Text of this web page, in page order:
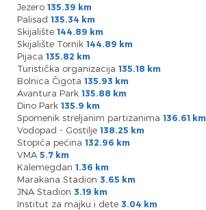
Jezero 135.39 km
Palisad 135.34 km
Skijalište 144.89 km
Skijalište Tornik 144.89 km
Pijaca 135.82 km
Turistička organizacija 135.18 km
Bolnica Čigota 135.93 km
Avantura Park 135.88 km
Dino Park 135.9 km
Spomenik streljanim partizanima 136.61 km
Vodopad - Gostilje 138.25 km
Stopića pećina 132.96 km
VMA 5.7 km
Kalemegdan 1.36 km
Marakana Stadion 3.65 km
JNA Stadion 3.19 km
Institut za majku i dete 3.04 km